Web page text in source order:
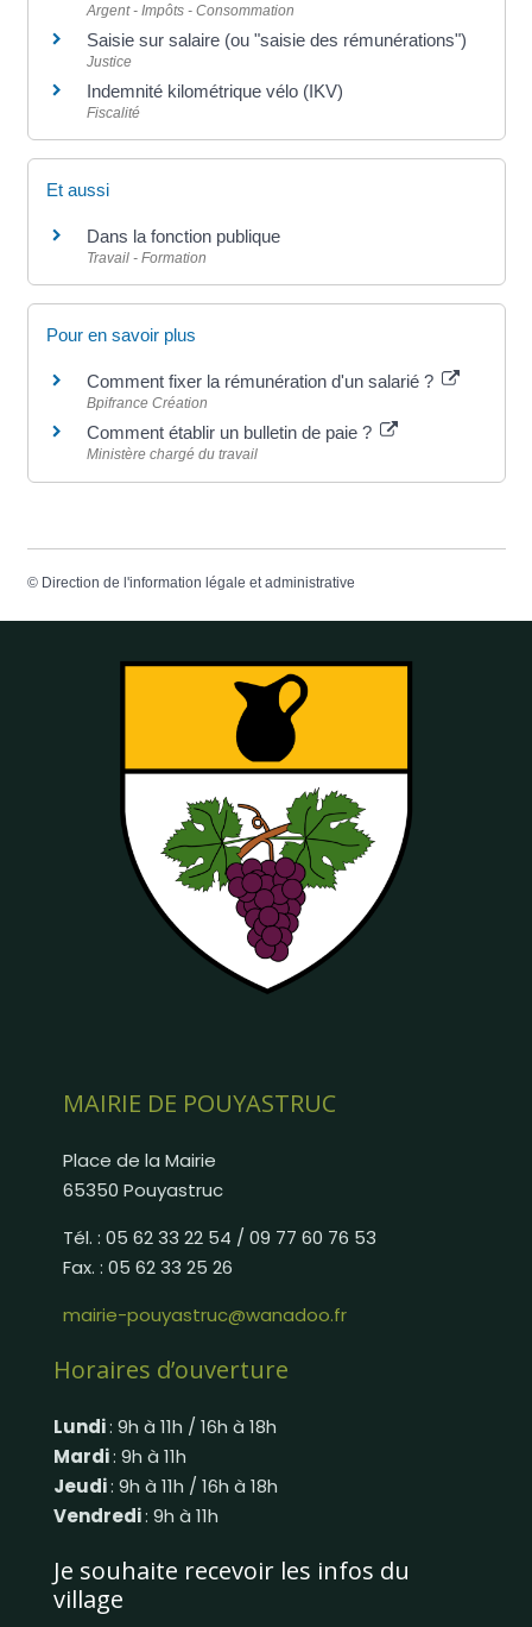
Argent - Impôts - Consommation
Saisie sur salaire (ou "saisie des rémunérations")
Justice
Indemnité kilométrique vélo (IKV)
Fiscalité
Et aussi
Dans la fonction publique
Travail - Formation
Pour en savoir plus
Comment fixer la rémunération d'un salarié ?
Bpifrance Création
Comment établir un bulletin de paie ?
Ministère chargé du travail
© Direction de l'information légale et administrative
MAIRIE DE POUYASTRUC
Place de la Mairie
65350 Pouyastruc
Tél. : 05 62 33 22 54 / 09 77 60 76 53
Fax. : 05 62 33 25 26
mairie-pouyastruc@wanadoo.fr
Horaires d’ouverture
Lundi: 9h à 11h / 16h à 18h
Mardi: 9h à 11h
Jeudi: 9h à 11h / 16h à 18h
Vendredi: 9h à 11h
Je souhaite recevoir les infos du
village